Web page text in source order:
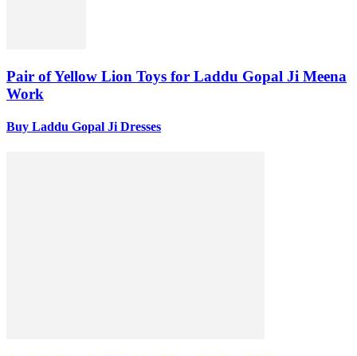
Pair of Yellow Lion Toys for Laddu Gopal Ji Meena
Work
Buy Laddu Gopal Ji Dresses